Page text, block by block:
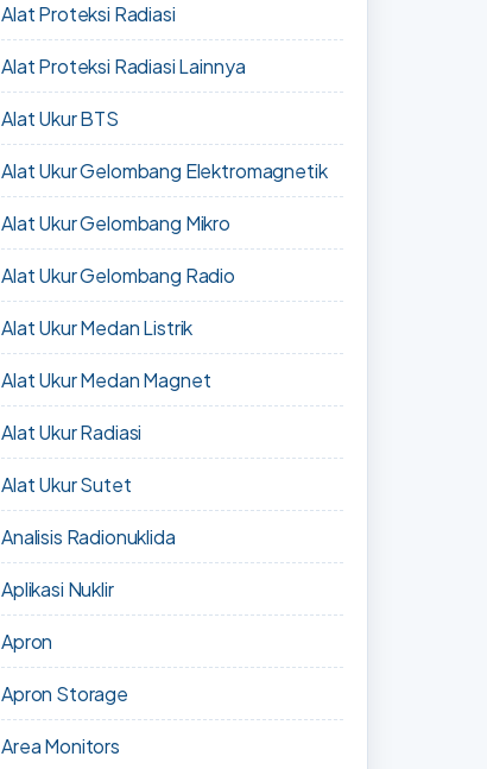
Alat Proteksi Radiasi
Alat Proteksi Radiasi Lainnya
Alat Ukur BTS
Alat Ukur Gelombang Elektromagnetik
Alat Ukur Gelombang Mikro
Alat Ukur Gelombang Radio
Alat Ukur Medan Listrik
Alat Ukur Medan Magnet
Alat Ukur Radiasi
Alat Ukur Sutet
Analisis Radionuklida
Aplikasi Nuklir
Apron
Apron Storage
Area Monitors